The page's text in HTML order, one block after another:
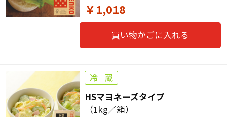
￥1,018
買い物かごに入れる
HSマヨネーズタイプ
（1kg／箱）